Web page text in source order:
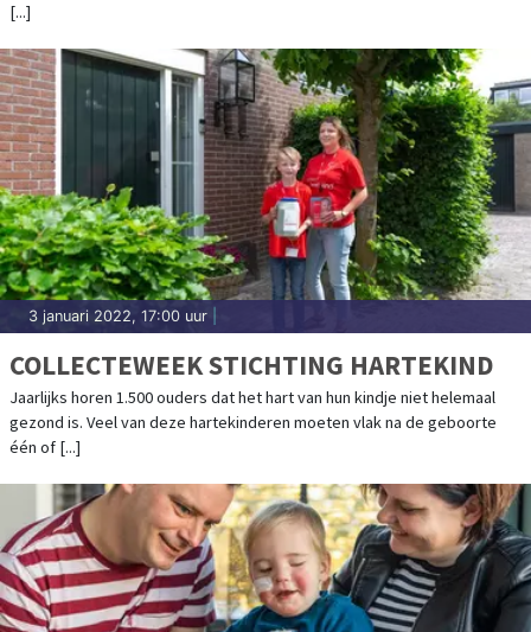
[...]
3 januari 2022, 17:00 uur
COLLECTEWEEK STICHTING HARTEKIND
Jaarlijks horen 1.500 ouders dat het hart van hun kindje niet helemaal
gezond is. Veel van deze hartekinderen moeten vlak na de geboorte
één of [...]